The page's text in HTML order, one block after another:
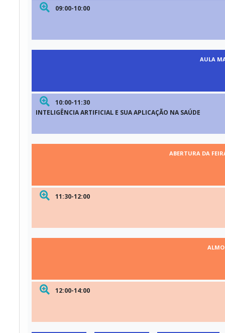
09:00-10:00
AULA
10:00-11:30
INTELIGÊNCIA ARTIFICIAL E SUA APLICAÇÃO NA SAÚDE
ABERTURA DA
11:30-12:00
12:00-14:00